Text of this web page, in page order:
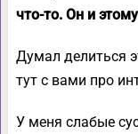
что-то. Он и
Думал делиться
тут с вами про
У меня слабые